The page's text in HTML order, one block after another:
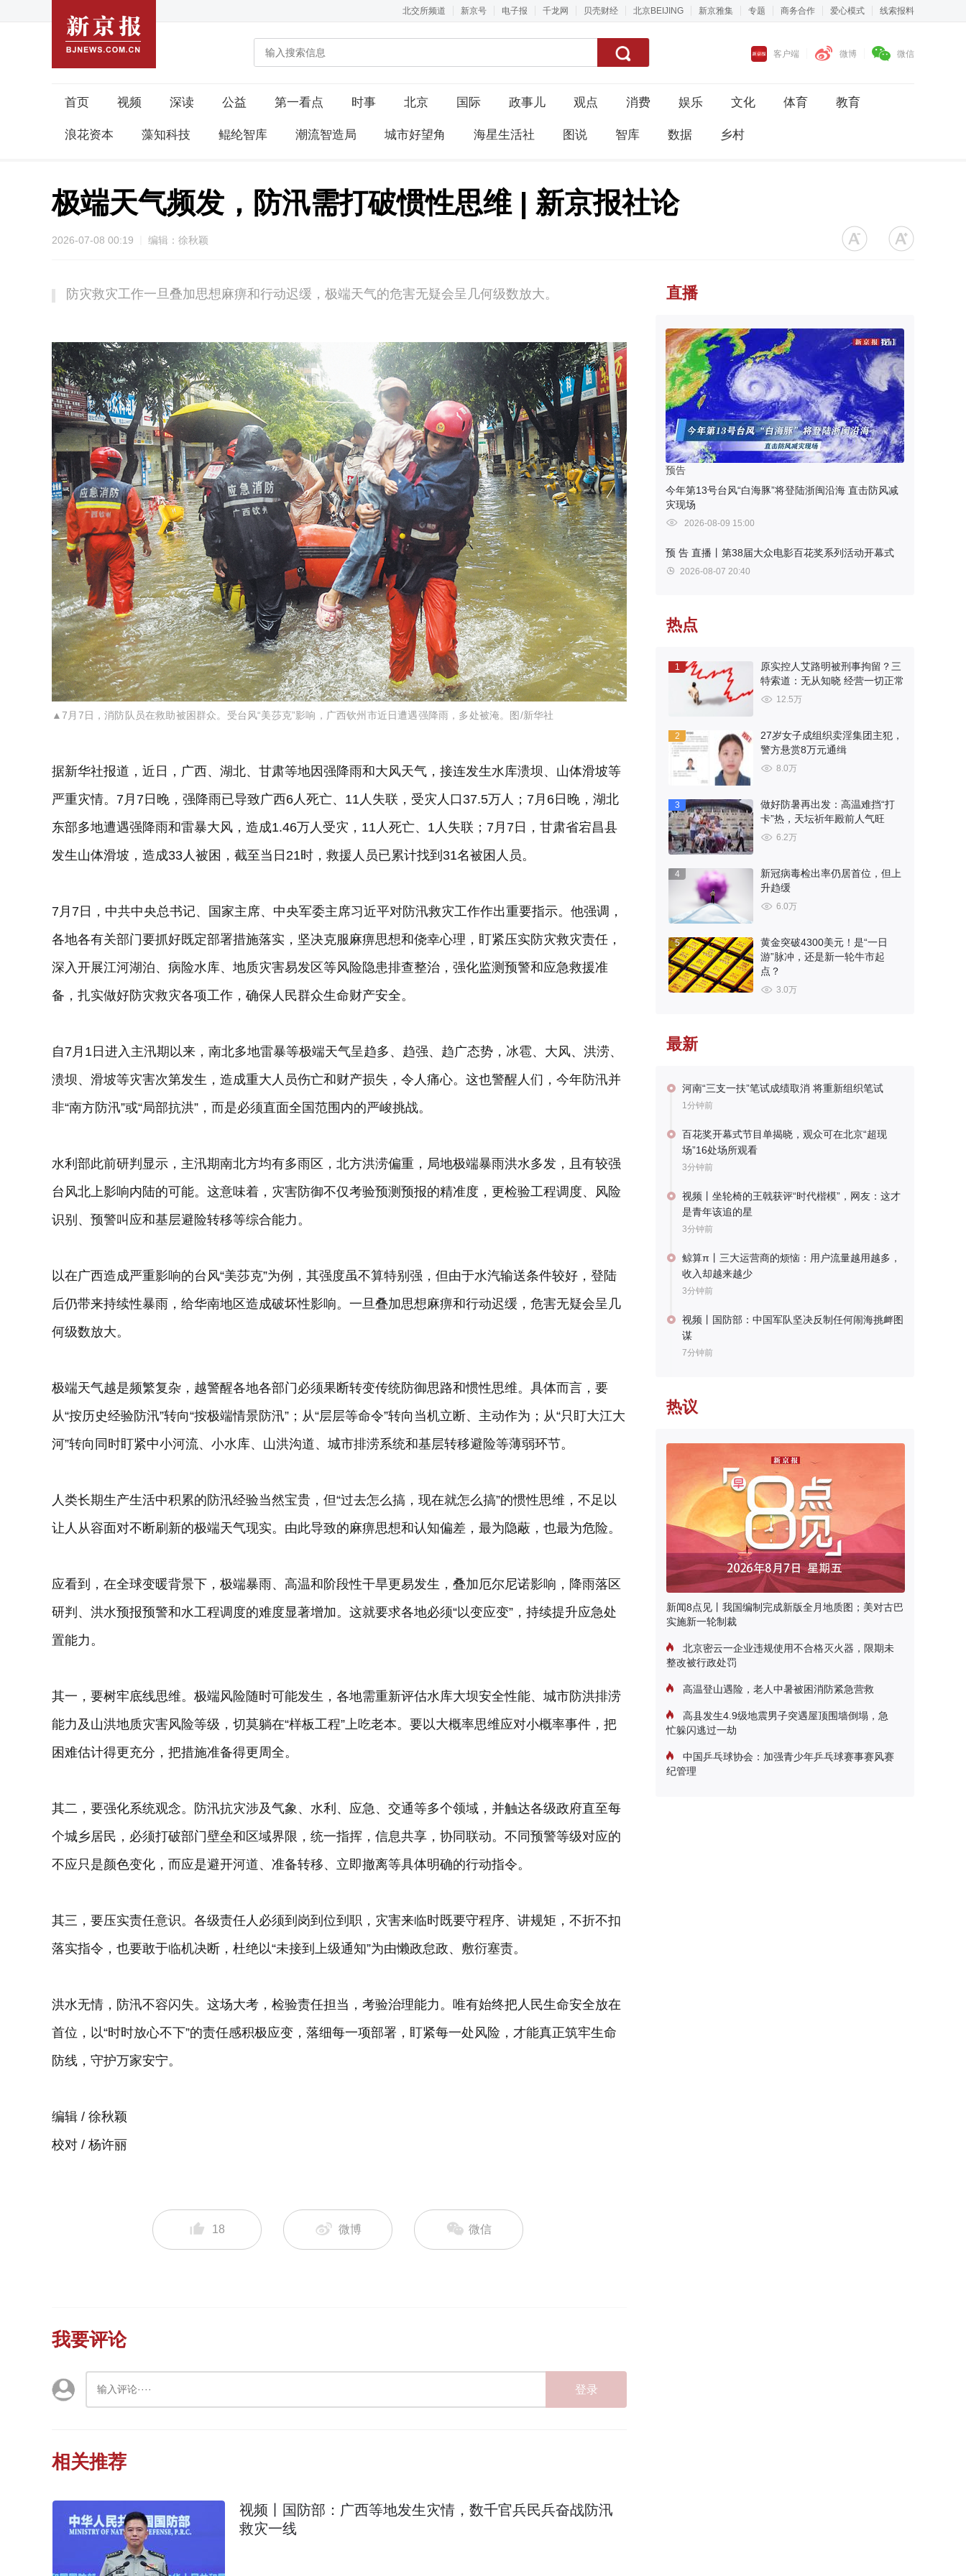
北交所频道 新京号 电子报 千龙网 贝壳财经 北京BEIJING 新京雅集 专题 商务合作 爱心模式 线索报料
客户端 微博 微信
首页 视频 深读 公益 第一看点 时事 北京 国际 政事儿 观点 消费 娱乐 文化 体育 教育
浪花资本 藻知科技 鲲纶智库 潮流智造局 城市好望角 海星生活社 图说 智库 数据 乡村
极端天气频发，防汛需打破惯性思维 | 新京报社论
2026-07-08 00:19 编辑：徐秋颖
防灾救灾工作一旦叠加思想麻痹和行动迟缓，极端天气的危害无疑会呈几何级数放大。
▲7月7日，消防队员在救助被困群众。受台风“美莎克”影响，广西钦州市近日遭遇强降雨，多处被淹。图/新华社
据新华社报道，近日，广西、湖北、甘肃等地因强降雨和大风天气，接连发生水库溃坝、山体滑坡等
严重灾情。7月7日晚，强降雨已导致广西6人死亡、11人失联，受灾人口37.5万人；7月6日晚，湖北
东部多地遭遇强降雨和雷暴大风，造成1.46万人受灾，11人死亡、1人失联；7月7日，甘肃省宕昌县
发生山体滑坡，造成33人被困，截至当日21时，救援人员已累计找到31名被困人员。
7月7日，中共中央总书记、国家主席、中央军委主席习近平对防汛救灾工作作出重要指示。他强调，
各地各有关部门要抓好既定部署措施落实，坚决克服麻痹思想和侥幸心理，盯紧压实防灾救灾责任，
深入开展江河湖泊、病险水库、地质灾害易发区等风险隐患排查整治，强化监测预警和应急救援准
备，扎实做好防灾救灾各项工作，确保人民群众生命财产安全。
自7月1日进入主汛期以来，南北多地雷暴等极端天气呈趋多、趋强、趋广态势，冰雹、大风、洪涝、
溃坝、滑坡等灾害次第发生，造成重大人员伤亡和财产损失，令人痛心。这也警醒人们，今年防汛并
非“南方防汛”或“局部抗洪”，而是必须直面全国范围内的严峻挑战。
水利部此前研判显示，主汛期南北方均有多雨区，北方洪涝偏重，局地极端暴雨洪水多发，且有较强
台风北上影响内陆的可能。这意味着，灾害防御不仅考验预测预报的精准度，更检验工程调度、风险
识别、预警叫应和基层避险转移等综合能力。
以在广西造成严重影响的台风“美莎克”为例，其强度虽不算特别强，但由于水汽输送条件较好，登陆
后仍带来持续性暴雨，给华南地区造成破坏性影响。一旦叠加思想麻痹和行动迟缓，危害无疑会呈几
何级数放大。
极端天气越是频繁复杂，越警醒各地各部门必须果断转变传统防御思路和惯性思维。具体而言，要
从“按历史经验防汛”转向“按极端情景防汛”；从“层层等命令”转向当机立断、主动作为；从“只盯大江大
河”转向同时盯紧中小河流、小水库、山洪沟道、城市排涝系统和基层转移避险等薄弱环节。
人类长期生产生活中积累的防汛经验当然宝贵，但“过去怎么搞，现在就怎么搞”的惯性思维，不足以
让人从容面对不断刷新的极端天气现实。由此导致的麻痹思想和认知偏差，最为隐蔽，也最为危险。
应看到，在全球变暖背景下，极端暴雨、高温和阶段性干旱更易发生，叠加厄尔尼诺影响，降雨落区
研判、洪水预报预警和水工程调度的难度显著增加。这就要求各地必须“以变应变”，持续提升应急处
置能力。
其一，要树牢底线思维。极端风险随时可能发生，各地需重新评估水库大坝安全性能、城市防洪排涝
能力及山洪地质灾害风险等级，切莫躺在“样板工程”上吃老本。要以大概率思维应对小概率事件，把
困难估计得更充分，把措施准备得更周全。
其二，要强化系统观念。防汛抗灾涉及气象、水利、应急、交通等多个领域，并触达各级政府直至每
个城乡居民，必须打破部门壁垒和区域界限，统一指挥，信息共享，协同联动。不同预警等级对应的
不应只是颜色变化，而应是避开河道、准备转移、立即撤离等具体明确的行动指令。
其三，要压实责任意识。各级责任人必须到岗到位到职，灾害来临时既要守程序、讲规矩，不折不扣
落实指令，也要敢于临机决断，杜绝以“未接到上级通知”为由懒政怠政、敷衍塞责。
洪水无情，防汛不容闪失。这场大考，检验责任担当，考验治理能力。唯有始终把人民生命安全放在
首位，以“时时放心不下”的责任感积极应变，落细每一项部署，盯紧每一处风险，才能真正筑牢生命
防线，守护万家安宁。
编辑 / 徐秋颖
校对 / 杨许丽
18 微博 微信
我要评论
登录
相关推荐
视频丨国防部：广西等地发生灾情，数千官兵民兵奋战防汛
救灾一线
直播
预告
今年第13号台风“白海豚”将登陆浙闽沿海 直击防风减
灾现场
2026-08-09 15:00
预 告 直播丨第38届大众电影百花奖系列活动开幕式
2026-08-07 20:40
热点
1
原实控人艾路明被刑事拘留？三
特索道：无从知晓 经营一切正常
12.5万
2
27岁女子成组织卖淫集团主犯，
警方悬赏8万元通缉
8.0万
3
做好防暑再出发：高温难挡“打
卡”热，天坛祈年殿前人气旺
6.2万
4
新冠病毒检出率仍居首位，但上
升趋缓
6.0万
5
黄金突破4300美元！是“一日
游”脉冲，还是新一轮牛市起
点？
3.0万
最新
河南“三支一扶”笔试成绩取消 将重新组织笔试
1分钟前
百花奖开幕式节目单揭晓，观众可在北京“超现
场”16处场所观看
3分钟前
视频丨坐轮椅的王戟获评“时代楷模”，网友：这才
是青年该追的星
3分钟前
鲸算π丨三大运营商的烦恼：用户流量越用越多，
收入却越来越少
3分钟前
视频丨国防部：中国军队坚决反制任何闹海挑衅图
谋
7分钟前
热议
新闻8点见丨我国编制完成新版全月地质图；美对古巴
实施新一轮制裁
北京密云一企业违规使用不合格灭火器，限期未
整改被行政处罚
高温登山遇险，老人中暑被困消防紧急营救
高县发生4.9级地震男子突遇屋顶围墙倒塌，急
忙躲闪逃过一劫
中国乒乓球协会：加强青少年乒乓球赛事赛风赛
纪管理